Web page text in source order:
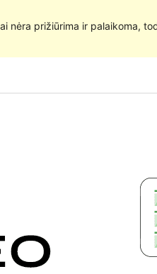
nėra prižiūrima ir palaikoma,